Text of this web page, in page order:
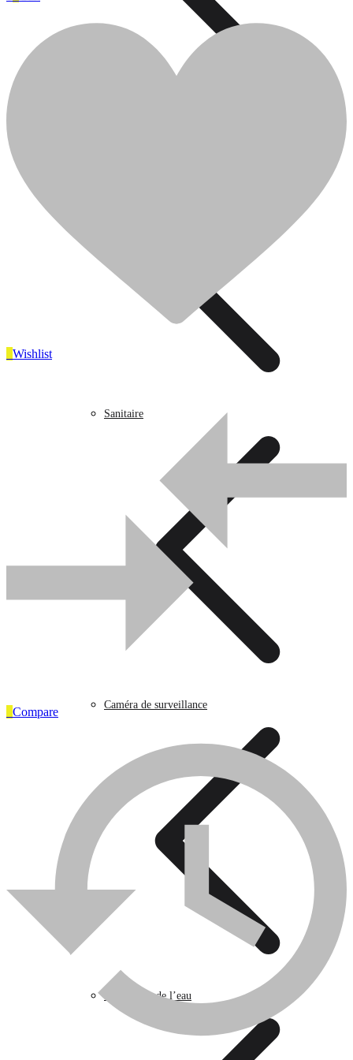
Caméra de surveillance
Cuisine
Articles Industriels
0
Sanitaire
Caméra de surveillance
Traitement de l’eau
Wishlist
Compare
Ajouter pour comparer
prises et interrupteurs